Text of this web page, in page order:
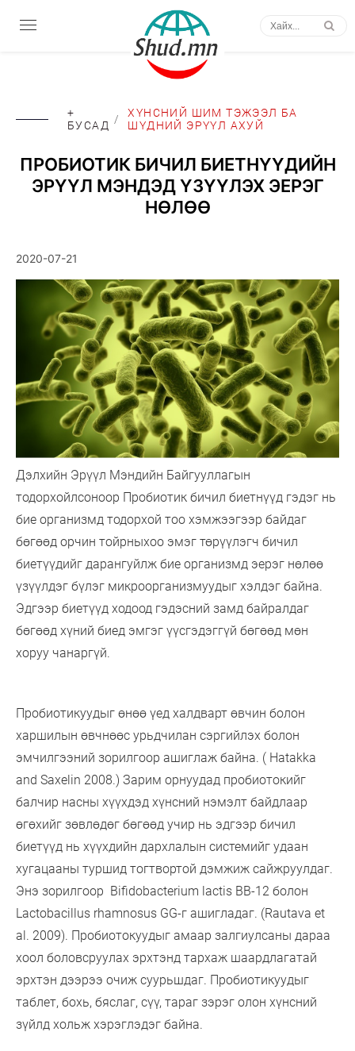
+
БУСАД /
ХҮНСНИЙ ШИМ ТЭЖЭЭЛ БА
ШҮДНИЙ ЭРҮҮЛ АХУЙ
ПРОБИОТИК БИЧИЛ БИЕТНҮҮДИЙН
ЭРҮҮЛ МЭНДЭД ҮЗҮҮЛЭХ ЭЕРЭГ
НӨЛӨӨ
2020-07-21
Дэлхийн Эрүүл Мэндийн Байгууллагын
тодорхойлсоноор Пробиотик бичил биетнүүд гэдэг нь
бие организмд тодорхой тоо хэмжээгээр байдаг
бөгөөд орчин тойрныхоо эмэг төрүүлэгч бичил
биетүүдийг дарангуйлж бие организмд эерэг нөлөө
үзүүлдэг бүлэг микроорганизмуудыг хэлдэг байна.
Эдгээр биетүүд ходоод гэдэсний замд байралдаг
бөгөөд хүний биед эмгэг үүсгэдэггүй бөгөөд мөн
хоруу чанаргүй.
Пробиотикуудыг өнөө үед халдварт өвчин болон
харшилын өвчнөөс урьдчилан сэргийлэх болон
эмчилгээний зорилгоор ашиглаж байна. ( Hatakka
and Saxelin 2008.) Зарим орнуудад пробиотокийг
балчир насны хүүхдэд хүнсний нэмэлт байдлаар
өгөхийг зөвлөдөг бөгөөд учир нь эдгээр бичил
биетүүд нь хүүхдийн дархлалын системийг удаан
хугацааны туршид тогтвортой дэмжиж сайжруулдаг.
Энэ зорилгоор Bifidobacterium lactis BB-12 болон
Lactobacillus rhamnosus GG-г ашигладаг. (Rautava et
al. 2009). Пробиотокуудыг амаар залгиулсаны дараа
хоол боловсруулах эрхтэнд тархаж шаардлагатай
эрхтэн дээрээ очиж суурьшдаг. Пробиотикуудыг
таблет, бохь, бяслаг, сүү, тараг зэрэг олон хүнсний
зүйлд хольж хэрэглэдэг байна.